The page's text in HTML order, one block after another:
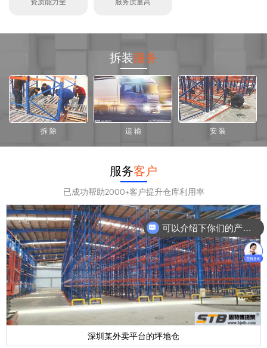
拆装服务
拆 除 运 输 安 装
服务客户
已成功帮助2000+客户提升仓库利用率
深圳某外卖平台的坪地仓
可以介绍下你们的产品么？